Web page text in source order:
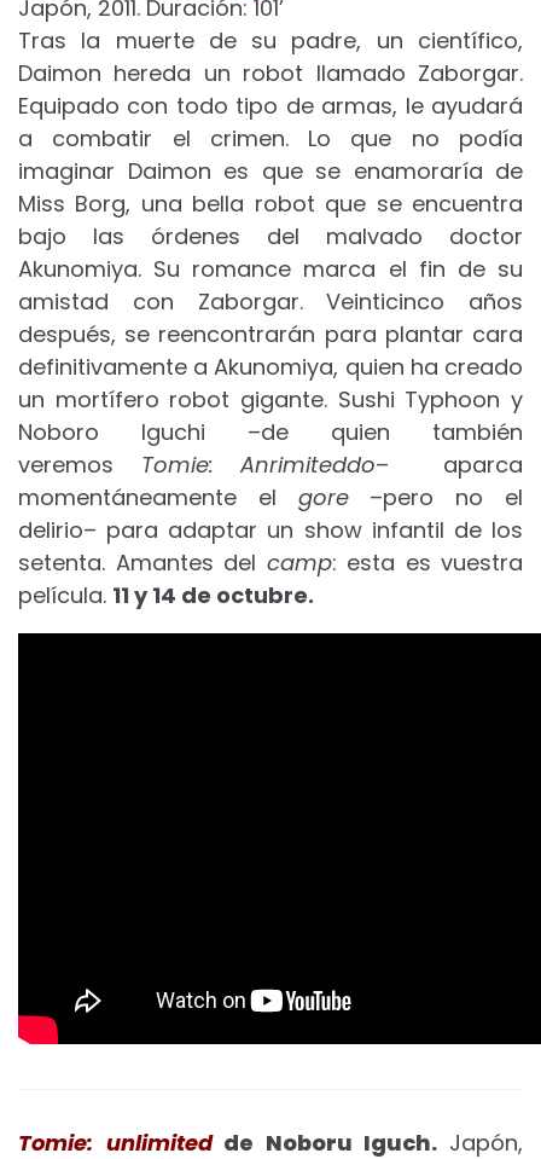
Japón, 2011. Duración: 101’
Tras la muerte de su padre, un científico,
Daimon hereda un robot llamado Zaborgar.
Equipado con todo tipo de armas, le ayudará
a combatir el crimen. Lo que no podía
imaginar Daimon es que se enamoraría de
Miss Borg, una bella robot que se encuentra
bajo las órdenes del malvado doctor
Akunomiya. Su romance marca el fin de su
amistad con Zaborgar. Veinticinco años
después, se reencontrarán para plantar cara
definitivamente a Akunomiya, quien ha creado
un mortífero robot gigante. Sushi Typhoon y
Noboro Iguchi –de quien también
veremos Tomie: Anrimiteddo– aparca
momentáneamente el gore–pero no el
delirio– para adaptar un show infantil de los
setenta. Amantes del camp: esta es vuestra
película. 11 y 14 de octubre.
Tomie: unlimitedde Noboru Iguch. Japón,